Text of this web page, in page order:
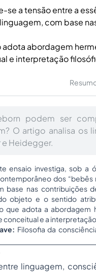
se a tensão entre a
com base
adota abordagem
e interpretação
podem ser
O artigo analisa os
e Heidegger.
ensaio investiga, sob a
dos “bebês
base nas contribuições
objeto e o sentido
que adota a
conceitual e a
Filosofia da
linguagem,